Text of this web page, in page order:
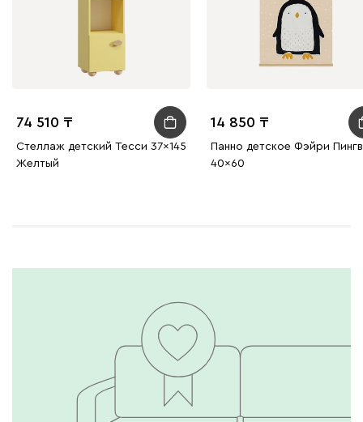
74 510
Стеллаж детский Тесси 37x145
Желтый
14 850
Панно детское Фэйри
40x60